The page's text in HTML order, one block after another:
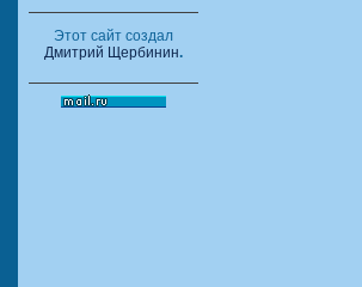
Этот сайт создал
Дмитрий Щербинин.